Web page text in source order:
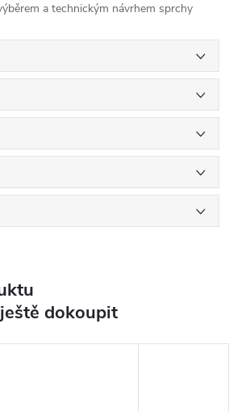
a technickým návrhem sprchy
dokoupit